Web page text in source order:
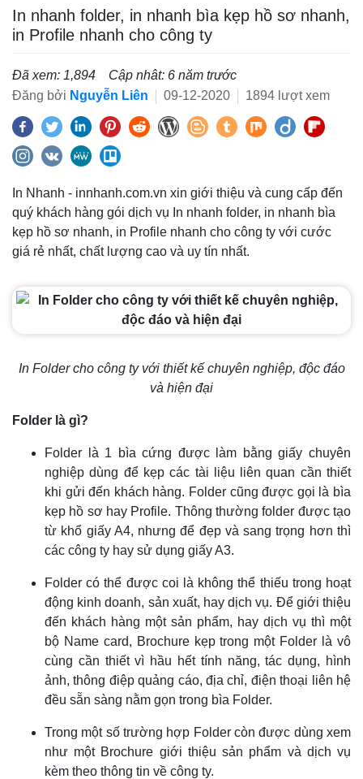
In nhanh folder, in nhanh bìa kẹp hồ sơ nhanh,
in Profile nhanh cho công ty
Đã xem: 1,894
Cập nhât: 6 năm trước
Đăng bởi Nguyễn Liên 09-12-2020 1894 lượt xem
In Nhanh - innhanh.com.vn xin giới thiệu và cung cấp đến
quý khách hàng gói dịch vụ In nhanh folder, in nhanh bìa
kẹp hồ sơ nhanh, in Profile nhanh cho công ty với cước
giá rẻ nhất, chất lượng cao và uy tín nhất.
In Folder cho công ty với thiết kế chuyên nghiệp, độc đáo
và hiện đại
Folder là gì?
Folder là 1 bìa cứng được làm bằng giấy chuyên
nghiệp dùng để kẹp các tài liệu liên quan cần thiết
khi gửi đến khách hàng. Folder cũng được gọi là bìa
kẹp hồ sơ hay Profile. Thông thường folder được tạo
từ khổ giấy A4, nhưng để đẹp và sang trọng hơn thì
các công ty hay sử dụng giấy A3.
Folder có thể được coi là không thể thiếu trong hoạt
động kinh doanh, sản xuất, hay dịch vụ. Để giới thiệu
đến khách hàng một sản phẩm, hay dịch vụ thì một
bộ Name card, Brochure kẹp trong một Folder là vô
cùng cần thiết vì hầu hết tính năng, tác dụng, hình
ảnh, thông điệp quảng cáo, địa chỉ, điện thoại liên hệ
đều sẵn sàng nằm gọn trong bìa Folder.
Trong một số trường hợp Folder còn được dùng xem
như một Brochure giới thiệu sản phẩm và dịch vụ
kèm theo thông tin về công ty.